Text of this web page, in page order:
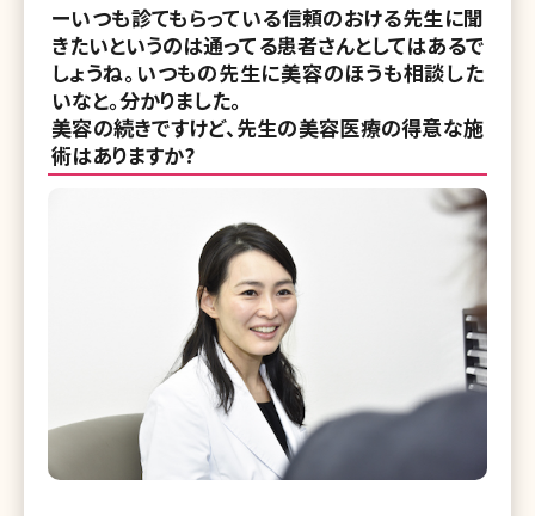
ーいつも診てもらっている信頼のおける先生に聞
きたいというのは通ってる患者さんとしてはあるで
しょうね。いつもの先生に美容のほうも相談した
いなと。分かりました。
美容の続きですけど、先生の美容医療の得意な施
術はありますか?